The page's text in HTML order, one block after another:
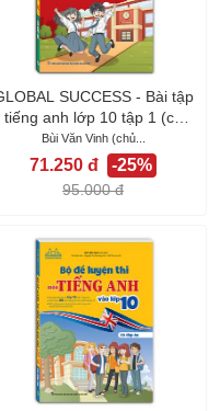
SUCCESS - Bài tập
tiếng anh lớp 10 tập 1 (có
đáp án)
Bùi Văn Vinh (chủ...
71.250 đ -25%
95.000 đ